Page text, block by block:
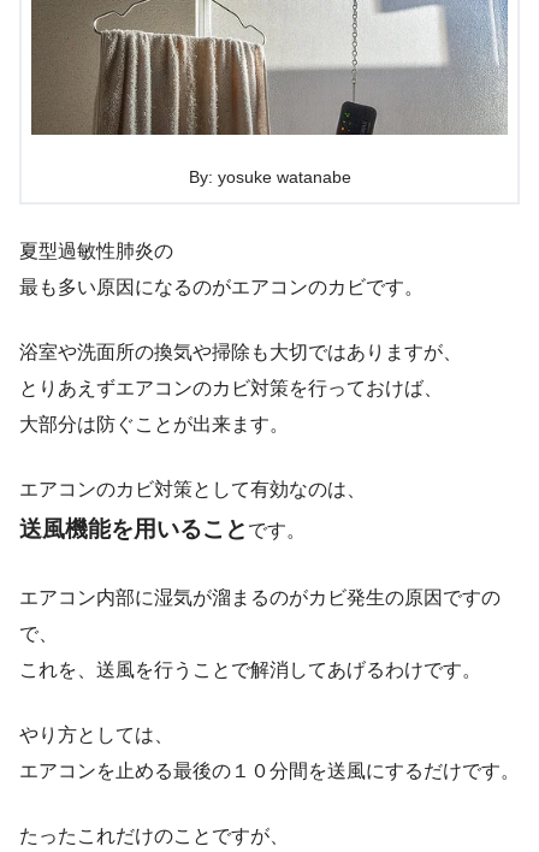
By: yosuke watanabe
夏型過敏性肺炎の
最も多い原因になるのがエアコンのカビです。
浴室や洗面所の換気や掃除も大切ではありますが、
とりあえずエアコンのカビ対策を行っておけば、
大部分は防ぐことが出来ます。
エアコンのカビ対策として有効なのは、
送風機能を用いること です。
エアコン内部に湿気が溜まるのがカビ発生の原因ですの
で、
これを、送風を行うことで解消してあげるわけです。
やり方としては、
エアコンを止める最後の１０分間を送風にするだけです。
たったこれだけのことですが、